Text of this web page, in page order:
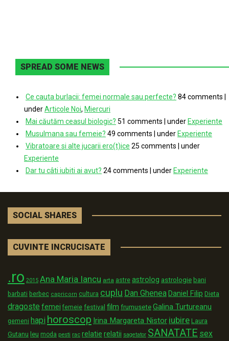
SPREAD SOME NEWS
Ce cauta burlacii: femei normale sau perfecte? 84 comments
underArticole Noi, Miercuri
Mai căutăm ceasul biologic? 51 comments under Experiente
Musulmana sau femeie? 49 comments under Experiente
Vibratoare si alte jucarii ero(t)ice 25 comments
under
Experiente
Dar tu câti iubiti ai avut? 24 comments under Experiente
SOCIAL SHARES
CUVINTE INCRUCISATE
.ro 2015 Ana Maria Iancu arta astre astrolog astrologie bani
barbati berbec capricorn cultura cuplu Dan GheneaDaniel Filip Dieta
dragoste femei femeie festival film frumusete Galina Turtureanu
gemeni hapi horoscop Irina Margareta Nistor iubire Laura
Gutanu leu moda pesti rac relatie relatii sagetator SANATATE sex